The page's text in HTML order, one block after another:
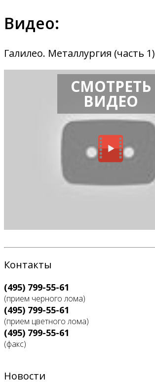
Видео:
Галилео. Металлургия (часть 1)
СМОТРЕТЬ
ВИДЕО
Контакты
(495) 799-55-61
(прием черного лома)
(495) 799-55-61
(прием цветного лома)
(495) 799-55-61
(факс)
Новости